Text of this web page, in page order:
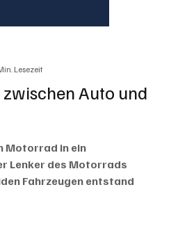
Auto und
Lesezeit
bewertet.
Motorrad in ein
Lenker des Motorrads
Fahrzeugen entstand